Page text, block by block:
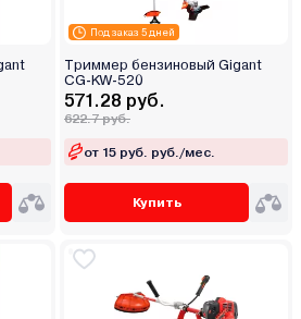
Под заказ 5 дней
Триммер бензиновый Gigant
CG-KW-520
571.28 руб.
622.7 руб.
от 15 руб. руб./мес.
Купить